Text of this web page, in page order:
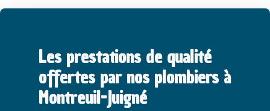
Les prestations de qualité
offertes par nos plombiers à
Montreuil-Juigné